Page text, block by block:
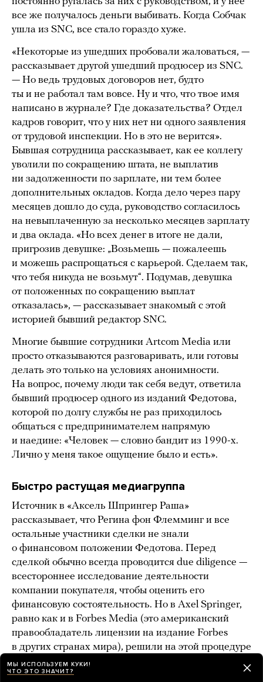
все же получалось деньги выбивать. Когда Собчак
ушла из SNC, все стало гораздо хуже.
«Некоторые из ушедших пробовали жаловаться, —
рассказывает другой ушедший продюсер из SNC.
— Но ведь трудовых договоров нет, будто
ты и не работал там вовсе. Ну и что, что твое имя
написано в журнале? Где доказательства? Отдел
кадров говорит, что у них нет ни одного заявления
от трудовой инспекции. Но в это не верится».
Бывшая сотрудница рассказывает, как ее коллегу
уволили по сокращению штата, не выплатив
ни задолженности по зарплате, ни тем более
дополнительных окладов. Когда дело через пару
месяцев дошло до суда, руководство согласилось
на невыплаченную за несколько месяцев зарплату
и два оклада. «Но всех денег в итоге не дали,
пригрозив девушке: „Возьмешь — пожалеешь
и можешь распрощаться с карьерой. Сделаем так,
что тебя никуда не возьмут“. Подумав, девушка
от положенных по сокращению выплат
отказалась», — рассказывает знакомый с этой
историей бывший редактор SNC.
Многие бывшие сотрудники Artcom Media или
просто отказываются разговаривать, или готовы
делать это только на условиях анонимности.
На вопрос, почему люди так себя ведут, ответила
бывший продюсер одного из изданий Федотова,
которой по долгу службы не раз приходилось
общаться с предпринимателем напрямую
и наедине: «Человек — словно бандит из 1990-х.
Лично у меня такое ощущение было и есть».
Быстро растущая медиагруппа
Источник в «Аксель Шпрингер Раша»
рассказывает, что Регина фон Флемминг и все
остальные участники сделки не знали
о финансовом положении Федотова. Перед
сделкой обычно всегда проводится due diligence —
всестороннее исследование деятельности
компании покупателя, чтобы оценить его
финансовую состоятельность. Но в Axel Springer,
равно как и в Forbes Media (это американский
правообладатель лицензии на издание Forbes
в других странах мира), решили на этой процедуре
сэкономить. Аудиторы из PWC могли бы сделать
это за отдельные деньги и в дополнительное
МЫ ИСПОЛЬЗУЕМ КУКИ!
ЧТО ЭТО ЗНАЧИТ?